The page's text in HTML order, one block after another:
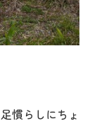
慣らしにちょ